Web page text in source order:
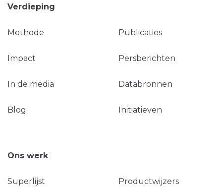
Verdieping
Methode Publicaties
Impact Persberichten
In de media Databronnen
Blog Initiatieven
Ons werk
Superlijst Productwijzers